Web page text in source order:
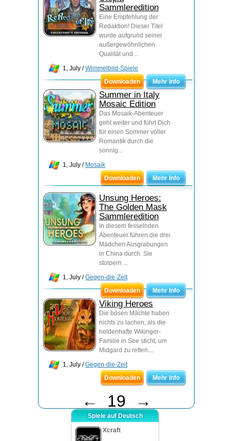
Sammleredition
Eine Empfehlung der
Redaktion! Dieser Titel
wurde aufgrund seiner
außergewöhnlichen
Qualität und ...
1, July /Wimmelbild-Spiele
Downloaden
Mehr Info
Summer in Italy
Mosaic Edition
Das Mosaik-Abenteuer
geht weiter und führt Dich
für einen Sommer voller
Romantik durch die
sonnig...
1, July / Mosaik
Downloaden
Mehr Info
Unsung Heroes:
The Golden Mask
Sammleredition
In diesem fesselnden
Abenteuer führen die drei
Mädchen Ausgrabungen
in China durch. Sie
stolpern ...
1, July /Gegen-die-Zeit
Downloaden
Mehr Info
Viking Heroes
Die bösen Mächte haben
nichts zu lachen, als die
heldenhafte Wikinger-
Familie in See sticht, um
Midgard zu retten....
1, July /Gegen-die-Zeit
Downloaden
Mehr Info
← 19 →
Spiele auf Deutsch
Xcraft